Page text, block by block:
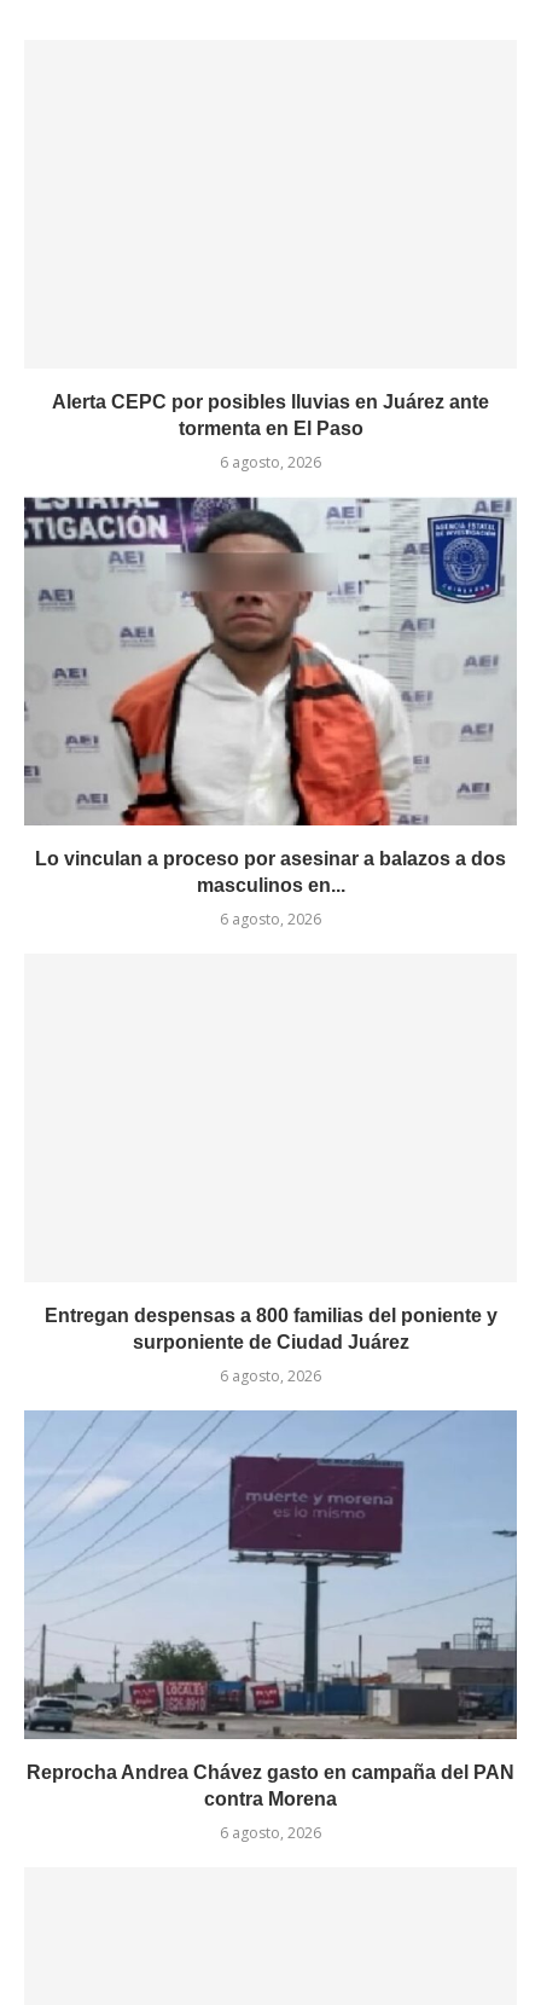
Alerta CEPC por posibles lluvias en Juárez ante
tormenta en El Paso
6 agosto, 2026
Lo vinculan a proceso por asesinar a balazos a dos
masculinos en...
6 agosto, 2026
Entregan despensas a 800 familias del poniente y
surponiente de Ciudad Juárez
6 agosto, 2026
Reprocha Andrea Chávez gasto en campaña del PAN
contra Morena
6 agosto, 2026